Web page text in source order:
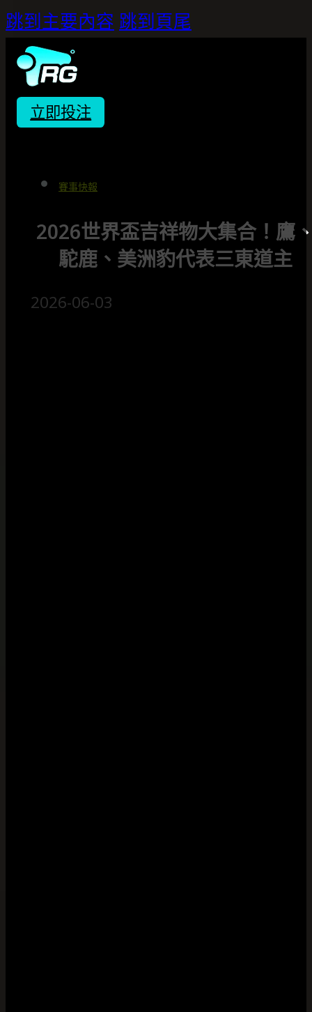
跳到主要內容 跳到頁尾
立即投注
賽事快報
2026世界盃吉祥物大集合！鷹
駝鹿、美洲豹代表三東道主
2026-06-03